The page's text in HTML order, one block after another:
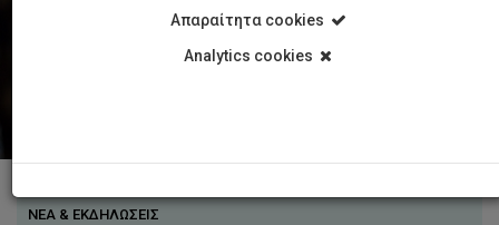
ΝΕΑ & ΕΚΔΗΛΩΣΕΙΣ
Απαραίτητα cookies
Analytics cookies